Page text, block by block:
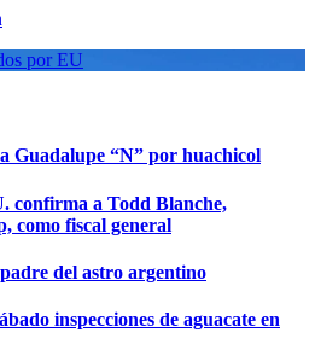
por EU
Guadalupe “N” por huachicol
confirma a Todd Blanche,
como fiscal general
del astro argentino
inspecciones de aguacate en